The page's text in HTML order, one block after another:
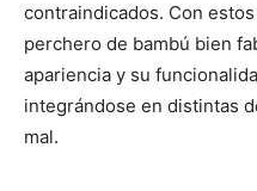
contraindicados. Con
perchero de bambú bien
apariencia y su
integrándose en distintas
mal.